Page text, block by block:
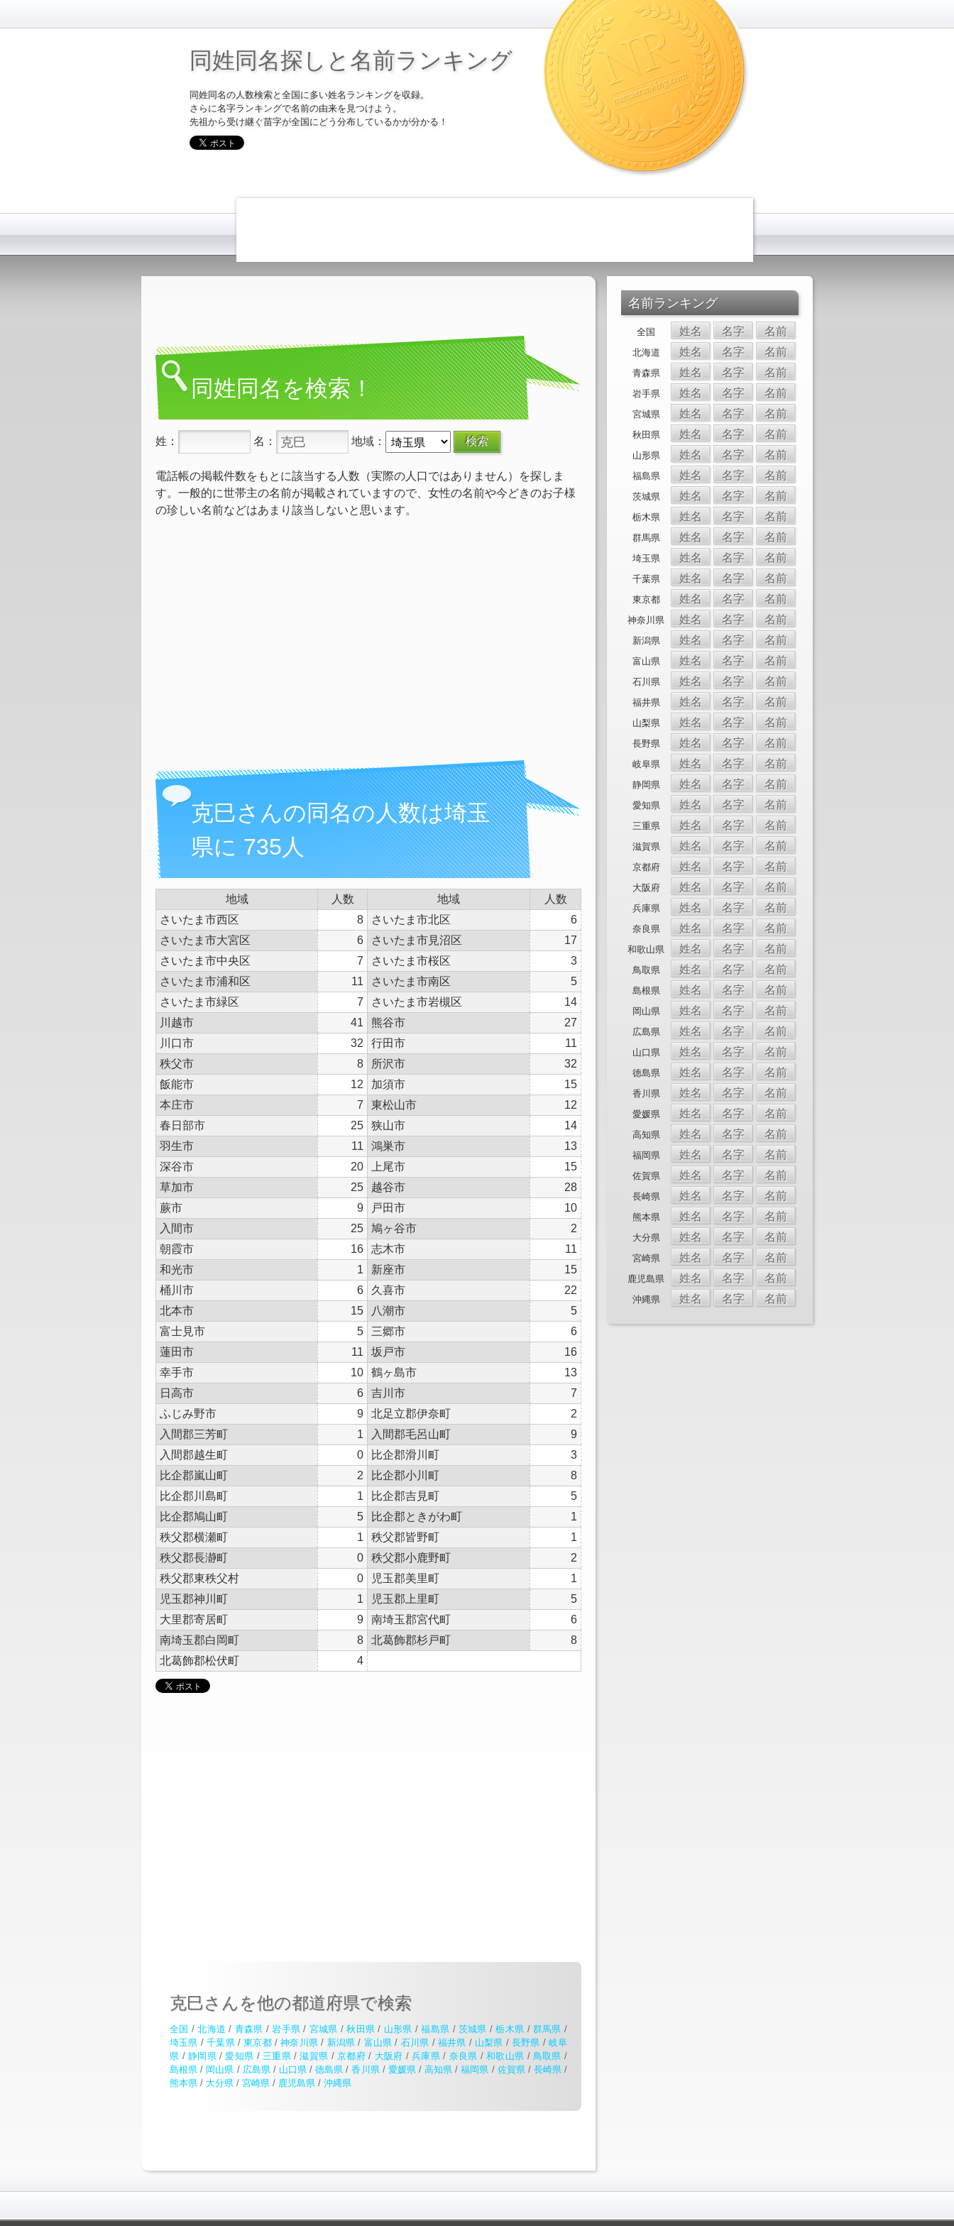
同姓同名探しと名前ランキング
同姓同名の人数検索と全国に多い姓名ランキングを収録。
さらに名字ランキングで名前の由来を見つけよう。
先祖から受け継ぐ苗字が全国にどう分布しているかが分かる！
同姓同名を検索！
姓： 名： 地域：
電話帳の掲載件数をもとに該当する人数（実際の人口ではありません）を探しま
す。一般的に世帯主の名前が掲載されていますので、女性の名前や今どきのお子様
の珍しい名前などはあまり該当しないと思います。
克巳さんの同名の人数は埼玉
県に 735人
地域 人数 地域
人数
さいたま市西区
8 さいたま市北区
6
さいたま市大宮区
6 さいたま市見沼区
17
さいたま市中央区
7 さいたま市桜区
3
さいたま市浦和区
11 さいたま市南区
5
さいたま市緑区
7 さいたま市岩槻区
14
川越市
41 熊谷市
27
川口市
32 行田市
11
秩父市
8 所沢市
32
飯能市
12 加須市
15
本庄市
7 東松山市
12
春日部市
25 狭山市
14
羽生市
11 鴻巣市
13
深谷市
20 上尾市
15
草加市
25 越谷市
28
蕨市
9 戸田市
10
入間市
25 鳩ヶ谷市
2
朝霞市
16 志木市
11
和光市
1 新座市
15
桶川市
6 久喜市
22
北本市
15 八潮市
5
富士見市
5 三郷市
6
蓮田市
11 坂戸市
16
幸手市
10 鶴ヶ島市
13
日高市
6 吉川市
7
ふじみ野市
9 北足立郡伊奈町
2
入間郡三芳町
1 入間郡毛呂山町
9
入間郡越生町
0 比企郡滑川町
3
比企郡嵐山町
2 比企郡小川町
8
比企郡川島町
1 比企郡吉見町
5
比企郡鳩山町
5 比企郡ときがわ町
1
秩父郡横瀬町
1 秩父郡皆野町
1
秩父郡長瀞町
0 秩父郡小鹿野町
2
秩父郡東秩父村
0 児玉郡美里町
1
児玉郡神川町
1 児玉郡上里町
5
大里郡寄居町
9 南埼玉郡宮代町
6
南埼玉郡白岡町
8 北葛飾郡杉戸町
8
北葛飾郡松伏町
4
克巳さんを他の都道府県で検索
全国 /北海道 / 青森県 /岩手県 / 宮城県 /秋田県 / 山形県 /福島県 / 茨城県 /栃木県 / 群馬県 /
埼玉県 /千葉県/東京都/神奈川県 / 新潟県 / 富山県 / 石川県 / 福井県 / 山梨県 / 長野県 / 岐阜
県 / 静岡県/愛知県 / 三重県/滋賀県 / 京都府/ 大阪府 /兵庫県/ 奈良県 /和歌山県 / 鳥取県 /
島根県 / 岡山県 / 広島県/ 山口県 /徳島県 /香川県/ 愛媛県/高知県 /福岡県 / 佐賀県/ 長崎県 /
熊本県 / 大分県 / 宮崎県 / 鹿児島県 / 沖縄県
名前ランキング
全国 姓名 名字 名前
北海道 姓名 名字 名前
青森県 姓名 名字 名前
岩手県 姓名 名字 名前
宮城県 姓名 名字 名前
秋田県 姓名 名字 名前
山形県 姓名 名字 名前
福島県 姓名 名字 名前
茨城県 姓名 名字 名前
栃木県 姓名 名字 名前
群馬県 姓名 名字 名前
埼玉県 姓名 名字 名前
千葉県 姓名 名字 名前
東京都 姓名 名字 名前
神奈川県 姓名 名字 名前
新潟県 姓名 名字 名前
富山県 姓名 名字 名前
石川県 姓名 名字 名前
福井県 姓名 名字 名前
山梨県 姓名 名字 名前
長野県 姓名 名字 名前
岐阜県 姓名 名字 名前
静岡県 姓名 名字 名前
愛知県 姓名 名字 名前
三重県 姓名 名字 名前
滋賀県 姓名 名字 名前
京都府 姓名 名字 名前
大阪府 姓名 名字 名前
兵庫県 姓名 名字 名前
奈良県 姓名 名字 名前
和歌山県 姓名 名字 名前
鳥取県 姓名 名字 名前
島根県 姓名 名字 名前
岡山県 姓名 名字 名前
広島県 姓名 名字 名前
山口県 姓名 名字 名前
徳島県 姓名 名字 名前
香川県 姓名 名字 名前
愛媛県 姓名 名字 名前
高知県 姓名 名字 名前
福岡県 姓名 名字 名前
佐賀県 姓名 名字 名前
長崎県 姓名 名字 名前
熊本県 姓名 名字 名前
大分県 姓名 名字 名前
宮崎県 姓名 名字 名前
鹿児島県 姓名 名字 名前
沖縄県 姓名 名字 名前